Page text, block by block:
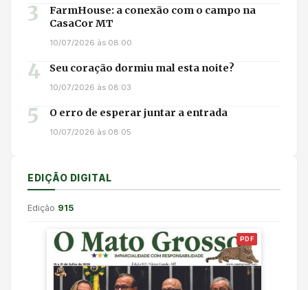
3
FarmHouse: a conexão com o campo na
CasaCor MT
10/07/2026 às 08:00
4 Seu coração dormiu mal esta noite?
10/07/2026 às 08:03
5 O erro de esperar juntar a entrada
10/07/2026 às 08:05
EDIÇÃO DIGITAL
Edição 915
PDF